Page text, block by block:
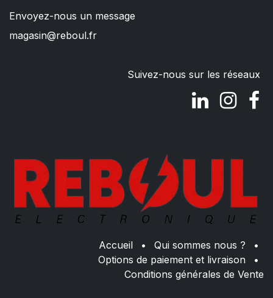
Envoyez-nous un message
magasin@reboul.fr
Suivez-nous sur les réseaux
Accueil • Qui sommes nous ?
•
Options de paiement et livraison
•
Conditions générales de Vente